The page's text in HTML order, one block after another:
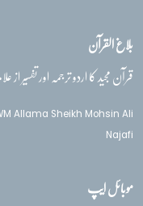
بلاغ القرآن
قرآن مجید کا اردو ترجمہ اور تفسیر از
Allama Sheikh Mohsin Ali
Najafi
موبائل ایپ